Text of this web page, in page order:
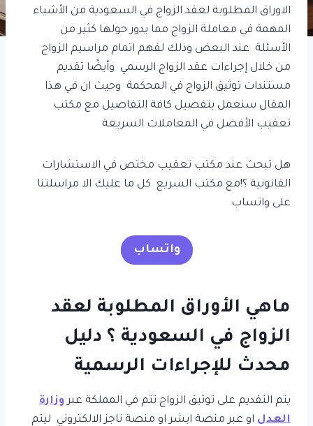
الاوراق المطلوبة لعقد الزواج في السعودية من الأشياء
المهمة في معاملة الزواج مما يدور حولها كثير من
الأسئلة عند البعض وذلك لفهم اتمام مراسيم الزواج
من خلال إجراءات عقد الزواج الرسمي وأيضًا تقديم
مستندات توثيق الزواج في المحكمة وحيث ان في هذا
المقال سنعمل بتفصيل كافة التفاصيل مع مكتب
تعقيب الأفضل في المعاملات السريعة
هل تبحث عند مكتب تعقيب مختص في الاستشارات
القانونية ؟!مع مكتب السريع كل ما عليك الا مراسلتنا
على واتساب
واتساب
ماهي الأوراق المطلوبة لعقد
الزواج في السعودية ؟ دليل
محدث للإجراءات الرسمية
يتم التقديم على توثيق الزواج تتم في المملكة عبر وزارة
العدل او عبر منصة ابشر او منصة ناجز الالكتروني ليتم